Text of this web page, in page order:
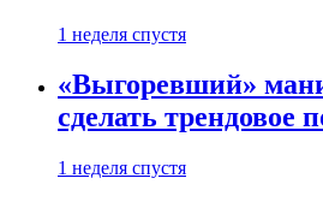
1 неделя спустя
«Выгоревший»
сделать трендовое
1 неделя спустя